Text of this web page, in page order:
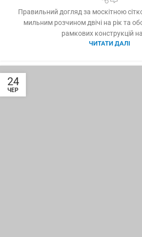
Правильний догляд за москітною
мильним розчином двічі на рік та
рамкових конструкцій
ЧИТАТИ ДАЛІ
24
ЧЕР